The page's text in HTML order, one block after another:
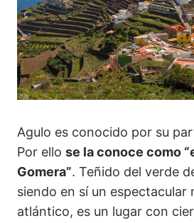
Agulo es conocido por su
Por ello se la conoce como
Gomera”. Teñido del verde
siendo en sí un espectacular
atlántico, es un lugar con